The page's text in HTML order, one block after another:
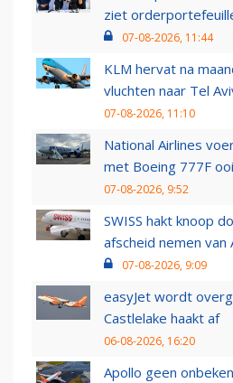
ziet
07-08-2026, 11:44
KLM hervat na
vluchten naar Tel
07-08-2026, 11:10
National Airlines
met Boeing 777F
07-08-2026, 9:52
SWISS hakt knoop
afscheid nemen
07-08-2026, 9:09
easyJet wordt
Castlelake haakt af
06-08-2026, 16:20
Apollo geen